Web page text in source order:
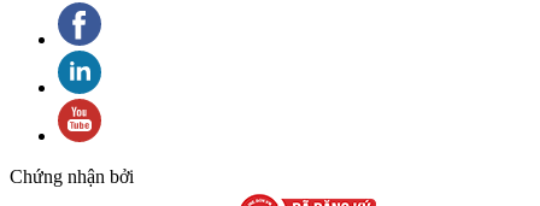
Chứng nhận bởi